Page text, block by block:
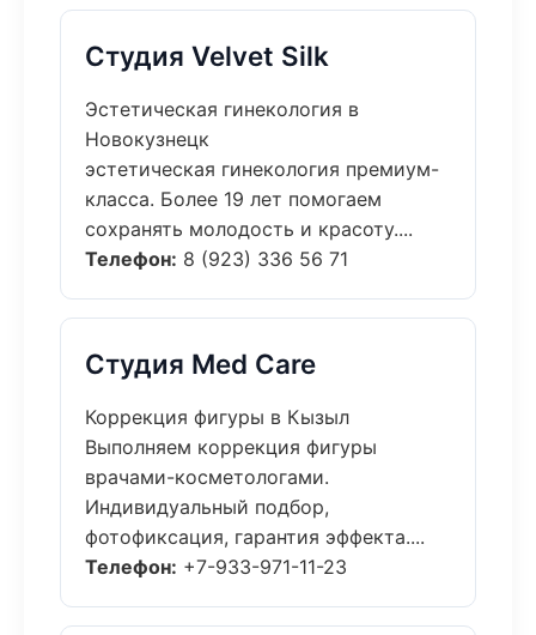
Студия Velvet Silk
Эстетическая гинекология в
Новокузнецк
эстетическая гинекология премиум-
класса. Более 19 лет помогаем
сохранять молодость и красоту....
Телефон: 8 (923) 336 56 71
Студия Med Care
Коррекция фигуры в Кызыл
Выполняем коррекция фигуры
врачами-косметологами.
Индивидуальный подбор,
фотофиксация, гарантия эффекта....
Телефон: +7-933-971-11-23